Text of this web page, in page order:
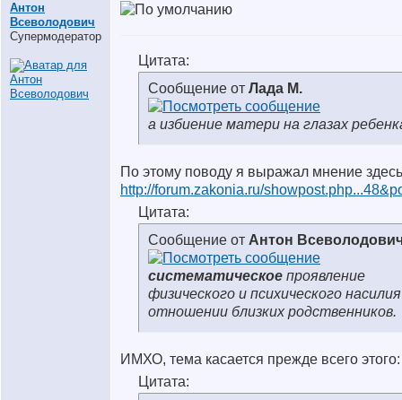
Антон
Всеволодович
Супермодератор
Цитата:
Сообщение от Лада М.
а избиение матери на глазах
По этому поводу я выражал мнение
http://forum.zakonia.ru/
Цитата:
Сообщение от Антон
систематическое проявление
физического и психического
отношении близких родственников.
ИМХО, тема касается прежде всего этого:
Цитата: